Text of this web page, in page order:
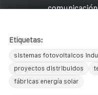
Etiquetas:
sistemas fotovoltaicos
proyectos distribuidos
fábricas energía solar